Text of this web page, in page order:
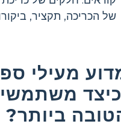
של הכריכה, תקציר,
מעילי
ביותר?